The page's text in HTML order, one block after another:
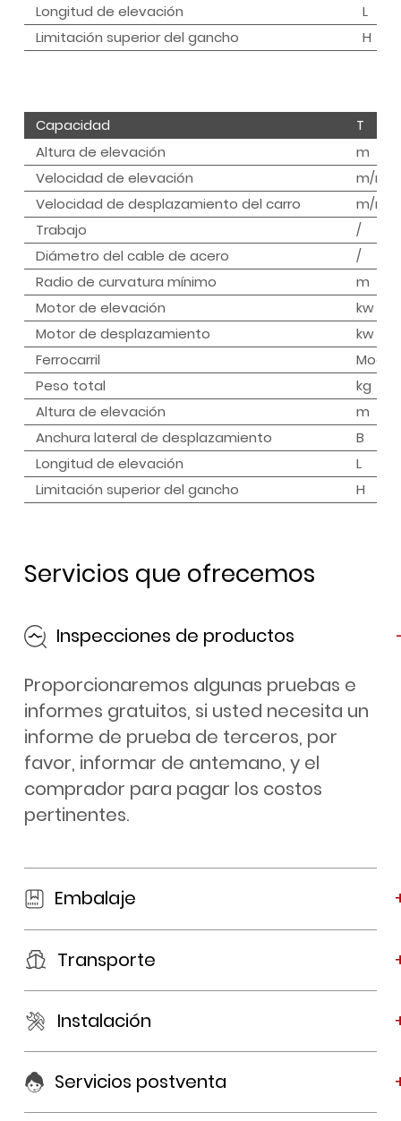
Longitud de elevación
L
Limitación superior del gancho
H
Capacidad
T
Altura de elevación
m
Velocidad de elevación
m/min
Velocidad de desplazamiento del carro
m/min
Trabajo
/
Diámetro del cable de acero
/
Radio de curvatura mínimo
m
Motor de elevación
kw
Motor de desplazamiento
kw
Ferrocarril
Peso total
kg
Altura de elevación
m
Anchura lateral de desplazamiento
B
Longitud de elevación
L
Limitación superior del gancho
H
Servicios que ofrecemos
Inspecciones de productos
Proporcionaremos algunas pruebas e
informes gratuitos, si usted necesita un
informe de prueba de terceros, por
favor, informar de antemano, y el
comprador para pagar los costos
pertinentes.
Embalaje
Transporte
Instalación
Servicios postventa